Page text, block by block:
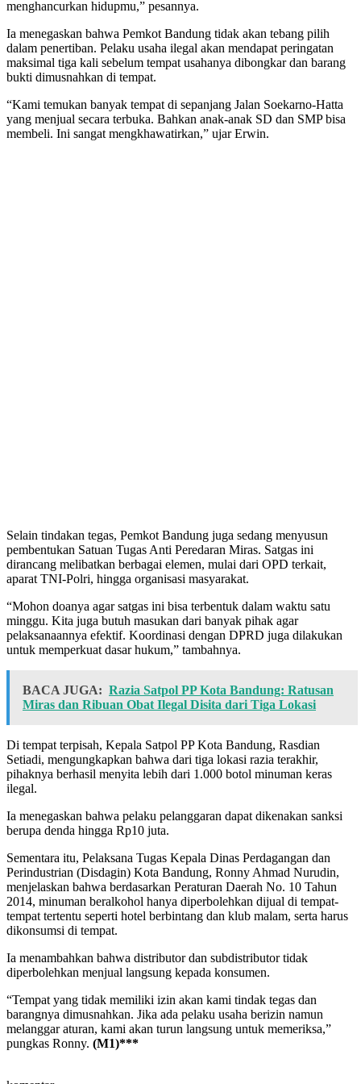
menghancurkan hidupmu,” pesannya.
Ia menegaskan bahwa Pemkot Bandung tidak akan tebang pilih
dalam penertiban. Pelaku usaha ilegal akan mendapat peringatan
maksimal tiga kali sebelum tempat usahanya dibongkar dan barang
bukti dimusnahkan di tempat.
“Kami temukan banyak tempat di sepanjang Jalan Soekarno-Hatta
yang menjual secara terbuka. Bahkan anak-anak SD dan SMP bisa
membeli. Ini sangat mengkhawatirkan,” ujar Erwin.
Selain tindakan tegas, Pemkot Bandung juga sedang menyusun
pembentukan Satuan Tugas Anti Peredaran Miras. Satgas ini
dirancang melibatkan berbagai elemen, mulai dari OPD terkait,
aparat TNI-Polri, hingga organisasi masyarakat.
“Mohon doanya agar satgas ini bisa terbentuk dalam waktu satu
minggu. Kita juga butuh masukan dari banyak pihak agar
pelaksanaannya efektif. Koordinasi dengan DPRD juga dilakukan
untuk memperkuat dasar hukum,” tambahnya.
BACA JUGA: Razia Satpol PP Kota Bandung: Ratusan
Miras dan Ribuan Obat Ilegal Disita dari Tiga Lokasi
Di tempat terpisah, Kepala Satpol PP Kota Bandung, Rasdian
Setiadi, mengungkapkan bahwa dari tiga lokasi razia terakhir,
pihaknya berhasil menyita lebih dari 1.000 botol minuman keras
ilegal.
Ia menegaskan bahwa pelaku pelanggaran dapat dikenakan sanksi
berupa denda hingga Rp10 juta.
Sementara itu, Pelaksana Tugas Kepala Dinas Perdagangan dan
Perindustrian (Disdagin) Kota Bandung, Ronny Ahmad Nurudin,
menjelaskan bahwa berdasarkan Peraturan Daerah No. 10 Tahun
2014, minuman beralkohol hanya diperbolehkan dijual di tempat-
tempat tertentu seperti hotel berbintang dan klub malam, serta harus
dikonsumsi di tempat.
Ia menambahkan bahwa distributor dan subdistributor tidak
diperbolehkan menjual langsung kepada konsumen.
“Tempat yang tidak memiliki izin akan kami tindak tegas dan
barangnya dimusnahkan. Jika ada pelaku usaha berizin namun
melanggar aturan, kami akan turun langsung untuk memeriksa,”
pungkas Ronny. (M1)***